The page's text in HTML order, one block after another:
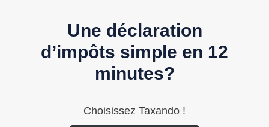
Une déclaration
d’impôts simple en 12
minutes?
Choisissez Taxando !